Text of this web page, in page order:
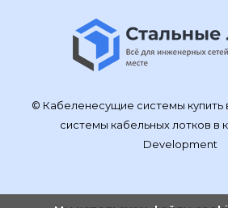
© Кабеленесущие системы купить
системы кабельных лотков в
Development